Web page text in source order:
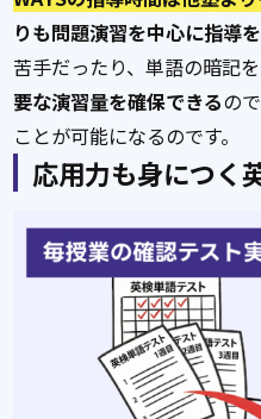
りも問題演習を中心に指導
苦手だったり、単語の暗記
要な演習量を確保できるの
ことが可能になるのです。
応用力も身につく